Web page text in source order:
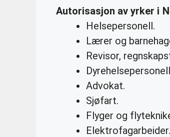
Autorisasjon avyrker i
Helsepersonell.
Lærer og
Revisor,
Advokat.
Sjøfart.
Flyger og
Elektrofagarbeider.